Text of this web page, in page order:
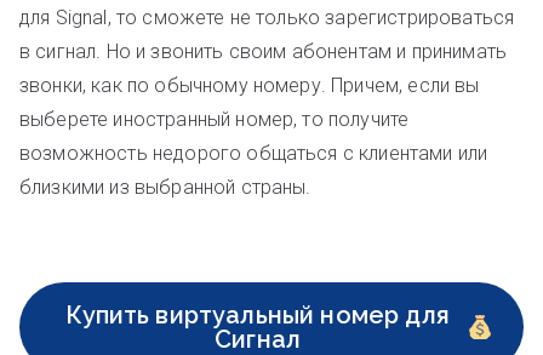
для Signal, то сможете не только зарегистрироваться
в сигнал. Но и звонить своим абонентам и принимать
звонки, как по обычному номеру. Причем, если вы
выберете иностранный номер, то получите
возможность недорого общаться с клиентами или
близкими из выбранной страны.
Купить виртуальный номер для
Сигнал